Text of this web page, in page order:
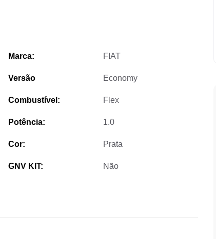
Marca: FIAT
Versão Economy
Combustível: Flex
Potência: 1.0
Cor: Prata
GNV KIT: Não